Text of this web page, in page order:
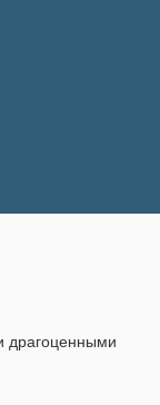
драгоценными